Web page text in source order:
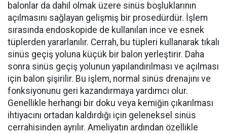
balonlar da dahil olmak üzere sinüs boşluklarının
açılmasını sağlayan gelişmiş bir prosedürdür. İşlem
sırasında endoskopide de kullanılan ince ve esnek
tüplerden yararlanılır. Cerrah, bu tüpleri kullanarak tıkalı
sinüs geçiş yoluna küçük bir balon yerleştirir. Daha
sonra sinüs geçiş yolunun yapılandırılması ve açılması
için balon şişirilir. Bu işlem, normal sinüs drenajını ve
fonksiyonunu geri kazandırmaya yardımcı olur.
Genellikle herhangi bir doku veya kemiğin çıkarılması
ihtiyacını ortadan kaldırdığı için geleneksel sinüs
cerrahisinden ayrılır. Ameliyatın ardından özellikle